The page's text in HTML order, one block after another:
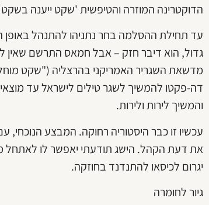
הדוקטרינה המוזרה והטיפשית 'שקט ייענה
עד תחילת ההסלמה בחר נתניהו להתנהל
גדול, הוא דיבר חזק – אבל חמאס התרשם שאין
דה-פקטו להמשיך לשגר טילים לישראל עד
והמשיך לירות ולירות.
עכשיו זו כבר היסטוריה רחוקה. המבצע הנוכחי,
את דעת הקהל. הישג תודעתי יאפשר לו לאתחל
יגרום לכיסאו להתנדנד בחוזקה.
גיור לחומרה